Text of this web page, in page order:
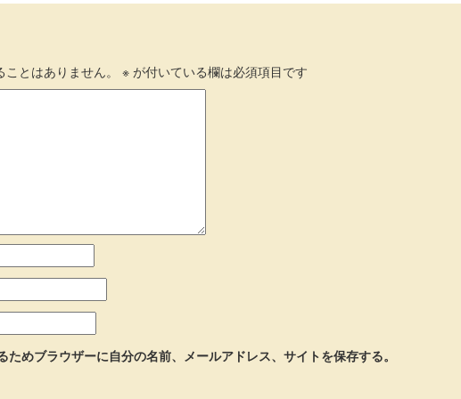
とはありません。 ※ が付いている欄は必須項目です
ためブラウザーに自分の名前、メールアドレス、サイトを保存する。